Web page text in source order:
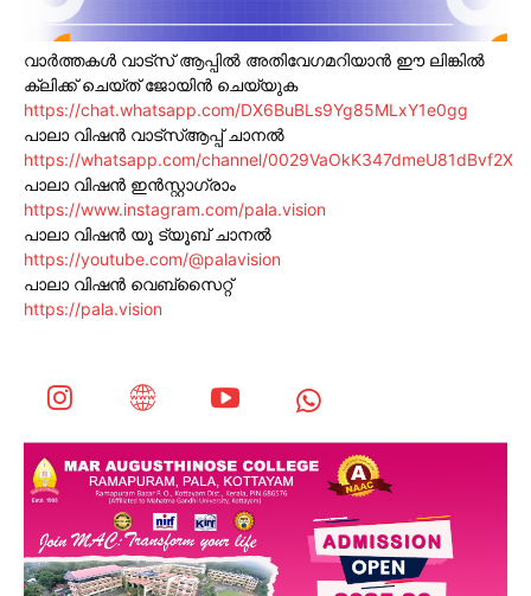
വാർത്തകൾ വാട്സ് ആപ്പിൽ അതിവേഗമറിയാൻ ഈ ലിങ്കിൽ
ക്ലിക്ക് ചെയ്ത് ജോയിൻ ചെയ്യുക
https://chat.whatsapp.com/DX6BuBLs9Yg85MLxY1e0gg
പാലാ വിഷൻ വാട്സ്ആപ്പ് ചാനൽ
https://whatsapp.com/channel/0029VaOkK347dmeU81dBvf2X
പാലാ വിഷൻ ഇൻസ്റ്റാഗ്രാം
https://www.instagram.com/pala.vision
പാലാ വിഷൻ യൂ ട്യൂബ് ചാനൽ
https://youtube.com/@palavision
പാലാ വിഷൻ വെബ്സൈറ്റ്
https://pala.vision